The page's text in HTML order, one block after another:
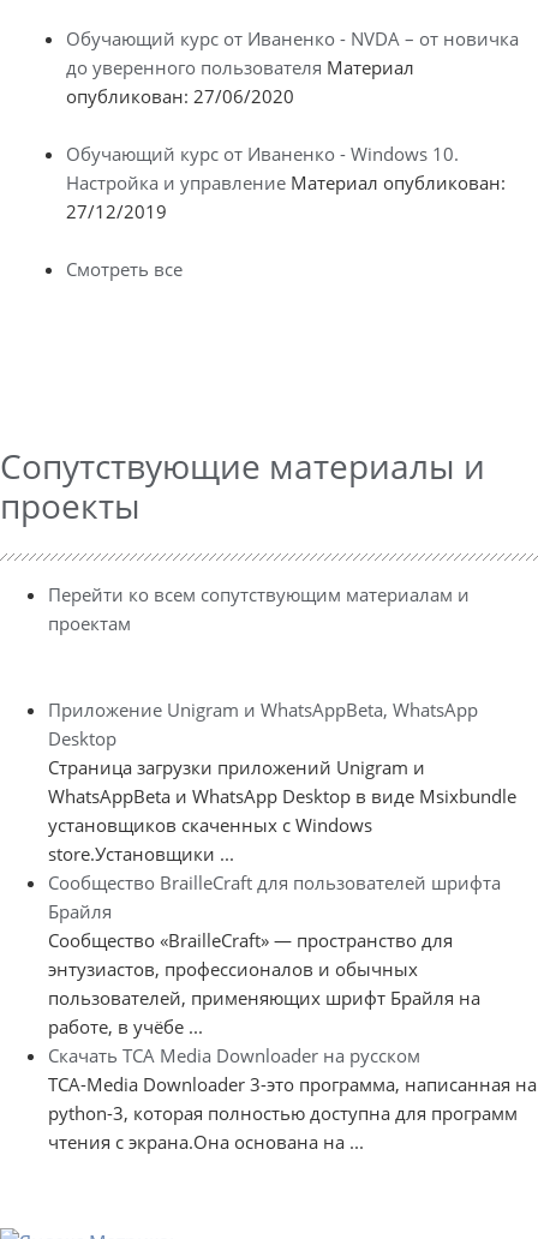
Обучающий курс от Иваненко - NVDA – от новичка
до уверенного пользователя Материал
опубликован: 27/06/2020
Обучающий курс от Иваненко - Windows 10.
Настройка и управление Материал опубликован:
27/12/2019
Смотреть все
Сопутствующие материалы и
проекты
Перейти ко всем сопутствующим материалам и
проектам
Приложение Unigram и WhatsAppBeta, WhatsApp
Desktop
Страница загрузки приложений Unigram и
WhatsAppBeta и WhatsApp Desktop в виде Msixbundle
установщиков скаченных с Windows
store.Установщики ...
Сообщество BrailleCraft для пользователей шрифта
Брайля
Сообщество «BrailleCraft» — пространство для
энтузиастов, профессионалов и обычных
пользователей, применяющих шрифт Брайля на
работе, в учёбе ...
Скачать TCA Media Downloader на русском
TCA-Media Downloader 3-это программа, написанная на
python-3, которая полностью доступна для программ
чтения с экрана.Она основана на ...